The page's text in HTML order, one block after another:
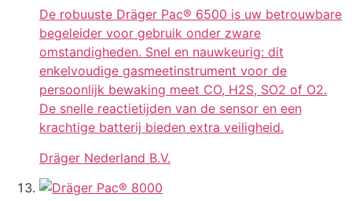
De robuuste Dräger Pac® 6500 is uw betrouwbare
begeleider voor gebruik onder zware
omstandigheden. Snel en nauwkeurig: dit
enkelvoudige gasmeetinstrument voor de
persoonlijk bewaking meet CO, H2S, SO2 of O2.
De snelle reactietijden van de sensor en een
krachtige batterij bieden extra veiligheid.
Dräger Nederland B.V.